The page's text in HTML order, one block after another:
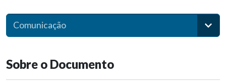
Comunicação
Sobre o Documento